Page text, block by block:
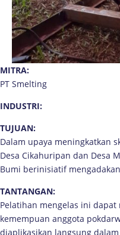
MITRA:
PT Smelting
INDUSTRI:
TUJUAN:
Dalam upaya meningkatkan
Desa Cikahuripan dan Desa
Bumi berinisiatif
TANTANGAN:
Pelatihan mengelas ini
kemempuan anggota
diaplikasikan langsung